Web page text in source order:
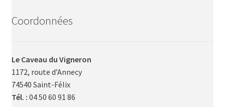
Coordonnées
Le Caveau du Vigneron
1172, route d’Annecy
74540 Saint-Félix
Tél. : 04 50 60 91 86